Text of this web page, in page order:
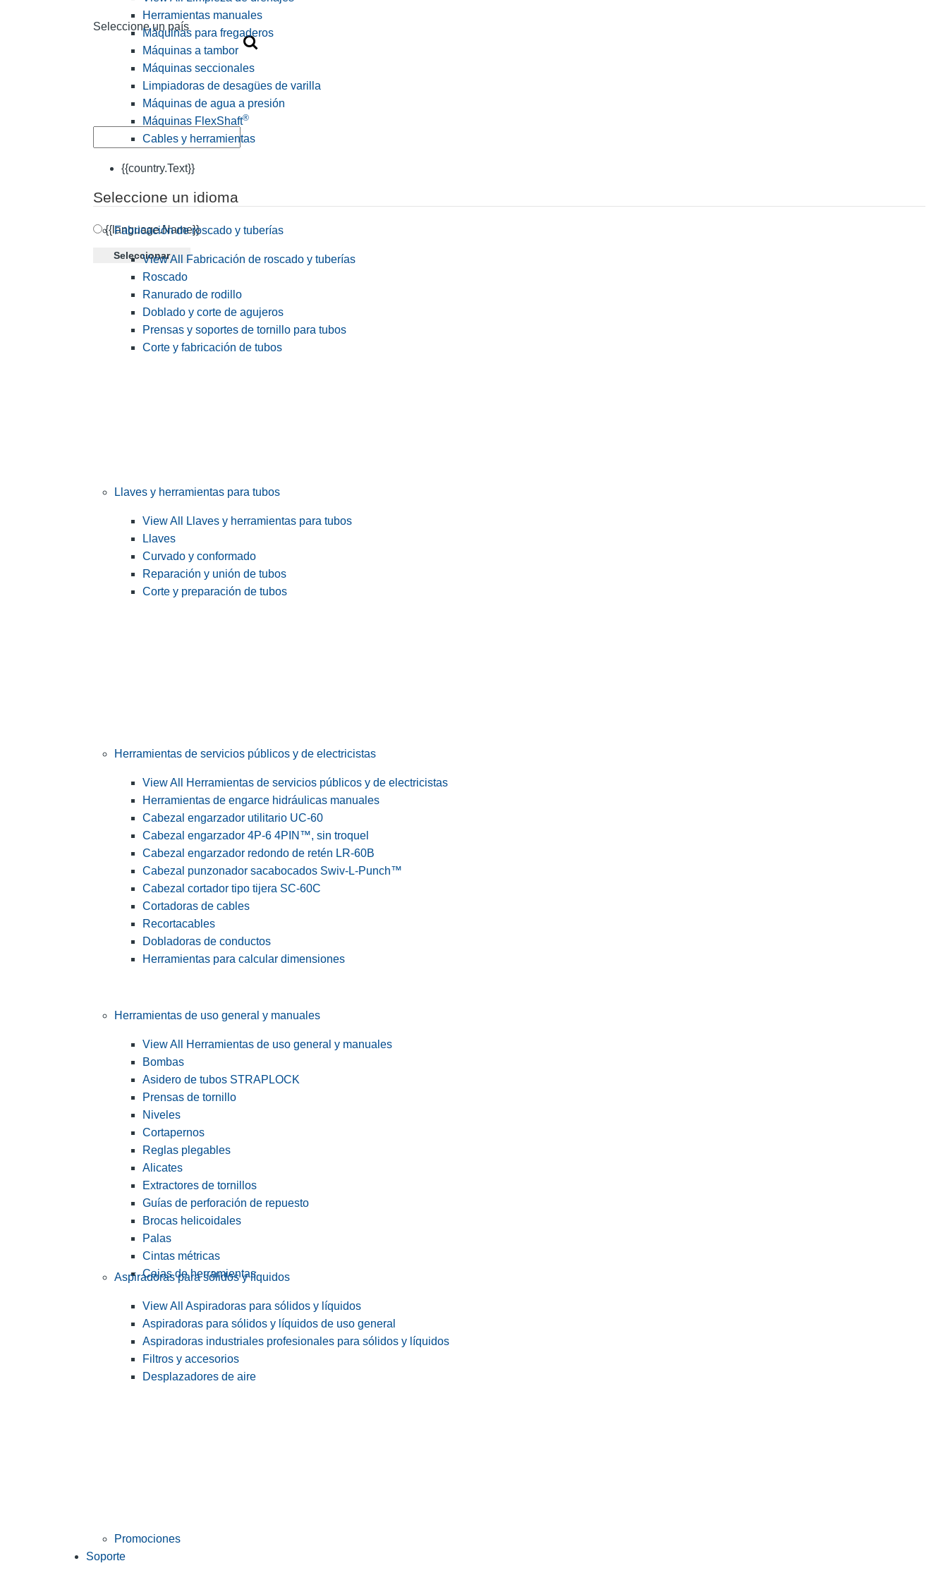
Seleccione un país
{{country.Text}}
Seleccione un idioma
{{language.Name}}
Seleccionar
Herramientas manuales
Máquinas para fregaderos
Máquinas a tambor
Máquinas seccionales
Limpiadoras de desagües de varilla
Máquinas de agua a presión
Máquinas FlexShaft®
Cables y herramientas
Fabricación de roscado y tuberías
View All Fabricación de roscado y tuberías
Roscado
Ranurado de rodillo
Doblado y corte de agujeros
Prensas y soportes de tornillo para tubos
Corte y fabricación de tubos
Llaves y herramientas para tubos
View All Llaves y herramientas para tubos
Llaves
Curvado y conformado
Reparación y unión de tubos
Corte y preparación de tubos
Herramientas de servicios públicos y de electricistas
View All Herramientas de servicios públicos y de electricistas
Herramientas de engarce hidráulicas manuales
Cabezal engarzador utilitario UC-60
Cabezal engarzador 4P-6 4PIN™, sin troquel
Cabezal engarzador redondo de retén LR-60B
Cabezal punzonador sacabocados Swiv-L-Punch™
Cabezal cortador tipo tijera SC-60C
Cortadoras de cables
Recortacables
Dobladoras de conductos
Herramientas para calcular dimensiones
Herramientas de uso general y manuales
View All Herramientas de uso general y manuales
Bombas
Asidero de tubos STRAPLOCK
Prensas de tornillo
Niveles
Cortapernos
Reglas plegables
Alicates
Extractores de tornillos
Guías de perforación de repuesto
Brocas helicoidales
Palas
Cintas métricas
Cajas de herramientas
Aspiradoras para sólidos y líquidos
View All Aspiradoras para sólidos y líquidos
Aspiradoras para sólidos y líquidos de uso general
Aspiradoras industriales profesionales para sólidos y líquidos
Filtros y accesorios
Desplazadores de aire
Promociones
Soporte